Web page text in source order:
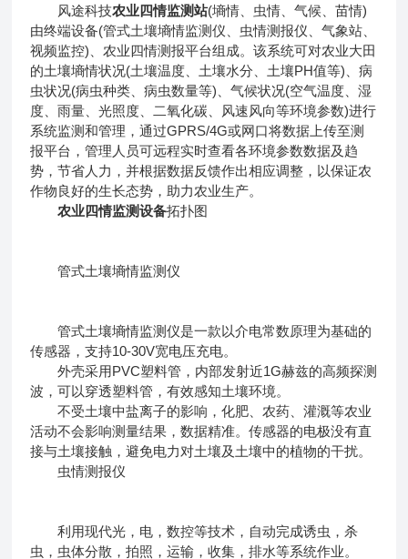
风途科技农业四情监测站(墒情、虫情、气候、苗情)
由终端设备(管式土壤墒情监测仪、虫情测报仪、气象站、
视频监控)、农业四情测报平台组成。该系统可对农业大田
的土壤墒情状况(土壤温度、土壤水分、土壤PH值等)、病
虫状况(病虫种类、病虫数量等)、气候状况(空气温度、湿
度、雨量、光照度、二氧化碳、风速风向等环境参数)进行
系统监测和管理，通过GPRS/4G或网口将数据上传至测
报平台，管理人员可远程实时查看各环境参数数据及趋
势，节省人力，并根据数据反馈作出相应调整，以保证农
作物良好的生长态势，助力农业生产。
农业四情监测设备拓扑图
管式土壤墒情监测仪
管式土壤墒情监测仪是一款以介电常数原理为基础的
传感器，支持10-30V宽电压充电。
外壳采用PVC塑料管，内部发射近1G赫兹的高频探测
波，可以穿透塑料管，有效感知土壤环境。
不受土壤中盐离子的影响，化肥、农药、灌溉等农业
活动不会影响测量结果，数据精准。传感器的电极没有直
接与土壤接触，避免电力对土壤及土壤中的植物的干扰。
虫情测报仪
利用现代光，电，数控等技术，自动完成诱虫，杀
虫，虫体分散，拍照，运输，收集，排水等系统作业。